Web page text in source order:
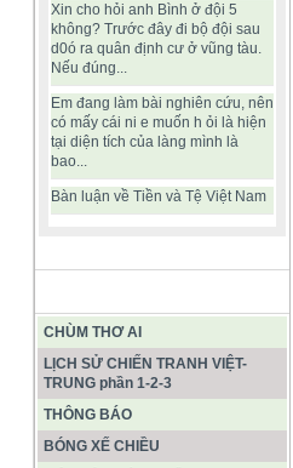
Xin cho hỏi anh Bình ở đội 5
không? Trước đây đi bộ đội sau
d0ó ra quân định cư ở vũng tàu.
Nếu đúng...
Em đang làm bài nghiên cứu, nên
có mấy cái ni e muốn h ỏi là hiện
tại diện tích của làng mình là
bao...
Bàn luận về Tiền và Tệ Việt Nam
CHÙM THƠ AI
LỊCH SỬ CHIẾN TRANH VIỆT-
TRUNG phần 1-2-3
THÔNG BÁO
BÓNG XẾ CHIỀU